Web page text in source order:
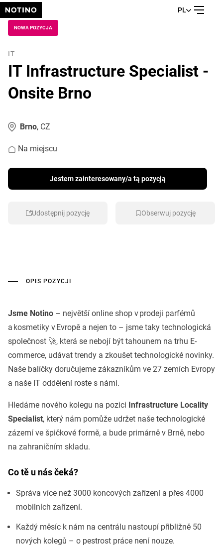
PL
NOWA POZYCJA
IT
IT Infrastructure Specialist -
Onsite Brno
Brno, CZ
Na miejscu
Jestem zainteresowany/a tą pozycją
Udostępnij pozycję Obserwuj pozycję
OPIS POZYCJI
Jsme Notino – největší online shop v prodeji parfémů
a kosmetiky v Evropě a nejen to – jsme taky technologická
společnost 🚀, která se nebojí být tahounem na trhu E-
commerce, udávat trendy a zkoušet technologické novinky.
Naše balíčky doručujeme zákazníkům ve 27 zemích Evropy
a naše IT oddělení roste s námi.
Hledáme nového kolegu na pozici Infrastructure Locality
Specialist, který nám pomůže udržet naše technologické
zázemí ve špičkové formě, a bude primárně v Brně, nebo
na zahraničním skladu.
Co tě u nás čeká?
Správa více než 3000 koncových zařízení a přes 4000
mobilních zařízení.
Každý měsíc k nám na centrálu nastoupí přibližně 50
nových kolegů – o pestrost práce není nouze.